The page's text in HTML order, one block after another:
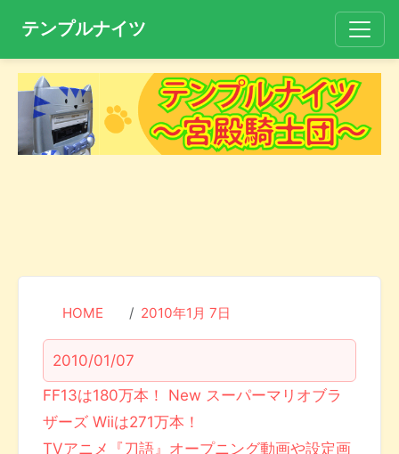
テンプルナイツ
HOME 2010年1月 7日
2010/01/07
FF13は180万本！ New スーパーマリオブラ
ザーズ Wiiは271万本！
TVアニメ『刀語』オープニング動画や設定画